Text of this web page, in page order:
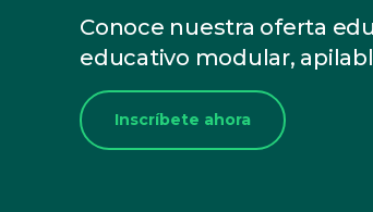
Conoce nuestra oferta
educativo modular,
Inscríbete ahora